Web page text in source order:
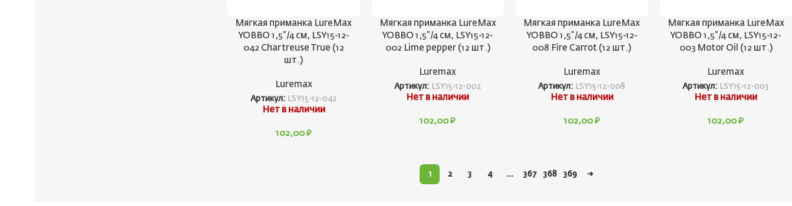
Мягкая приманка LureMax
YOBBO 1,5”/4 см, LSY15-12-
042 Chartreuse True (12
шт.)
Luremax
Артикул: LSY15-12-042
Нет в наличии
102,00 ₽
Мягкая приманка LureMax
YOBBO 1,5”/4 см, LSY15-12-
002 Lime pepper (12 шт.)
Luremax
Артикул: LSY15-12-002
Нет в наличии
102,00₽
Мягкая приманка LureMax
YOBBO 1,5”/4 см, LSY15-12-
008 Fire Carrot (12 шт.)
Luremax
Артикул: LSY15-12-008
Нет в наличии
102,00 ₽
Мягкая приманка LureMax
YOBBO 1,5”/4 см, LSY15-12-
003 Motor Oil (12 шт.)
Luremax
Артикул: LSY15-12-003
Нет в наличии
102,00₽
1 2 3 4 … 367 368 369 →